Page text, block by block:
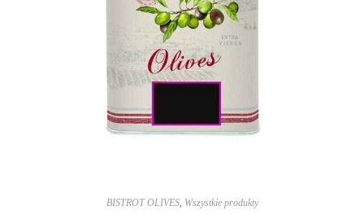
BISTROT OLIVES, Wszystkie produkty